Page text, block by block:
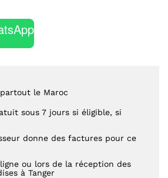
le Maroc
sous 7 jours si éligible, si
donne des factures pour ce
ligne ou lors de la réception des
à Tanger